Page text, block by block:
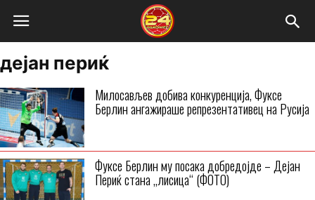
дејан периќ
Милосављев добива конкуренција, Фуксе
Берлин ангажираше репрезентативец на Русија
Фуксе Берлин му посака добредојде – Дејан
Периќ стана „лисица“ (ФОТО)